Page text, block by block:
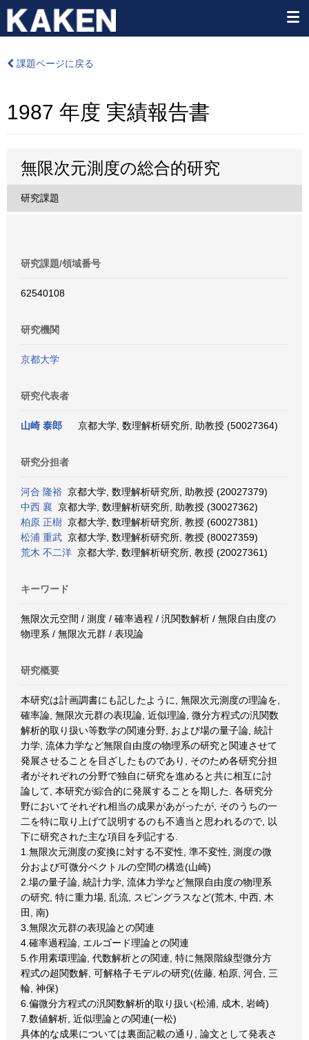
課題ページに戻る
1987 年度 実績報告書
無限次元測度の総合的研究
研究課題
研究課題/領域番号
62540108
研究機関
京都大学
研究代表者
山崎 泰郎 京都大学, 数理解析研究所, 助教授 (50027364)
研究分担者
河合 隆裕 京都大学, 数理解析研究所, 助教授 (20027379)
中西 襄 京都大学, 数理解析研究所, 助教授 (30027362)
柏原 正樹 京都大学, 数理解析研究所, 教授 (60027381)
松浦 重武 京都大学, 数理解析研究所, 教授 (80027359)
荒木 不二洋 京都大学, 数理解析研究所, 教授 (20027361)
キーワード
無限次元空間 / 測度 / 確率過程 / 汎関数解析 / 無限自由度の
物理系 / 無限次元群 / 表現論
研究概要
本研究は計画調書にも記したように, 無限次元測度の理論を,
確率論, 無限次元群の表現論, 近似理論, 微分方程式の汎関数
解析的取り扱い等数学の関連分野, および場の量子論, 統計
力学, 流体力学など無限自由度の物理系の研究と関連させて
発展させることを目ざしたものであり, そのため各研究分担
者がそれぞれの分野で独自に研究を進めると共に相互に討
論して, 本研究が綜合的に発展することを期した. 各研究分
野においてそれぞれ相当の成果があがったが, そのうちの一
二を特に取り上げて説明するのも不適当と思われるので, 以
下に研究された主な項目を列記する.
1.無限次元測度の変換に対する不変性, 準不変性, 測度の微
分および可微分ベクトルの空間の構造(山崎)
2.場の量子論, 統計力学, 流体力学など無限自由度の物理系
の研究, 特に重力場, 乱流, スピングラスなど(荒木, 中西, 木
田, 南)
3.無限次元群の表現論との関連
4.確率過程論, エルゴード理論との関連
5.作用素環理論, 代数解析との関連, 特に無限階線型微分方
程式の超関数解, 可解格子モデルの研究(佐藤, 柏原, 河合, 三
輪, 神保)
6.偏微分方程式の汎関数解析的取り扱い(松浦, 成木, 岩崎)
7.数値解析, 近似理論との関連(一松)
具体的な成果については裏面記載の通り, 論文として発表さ